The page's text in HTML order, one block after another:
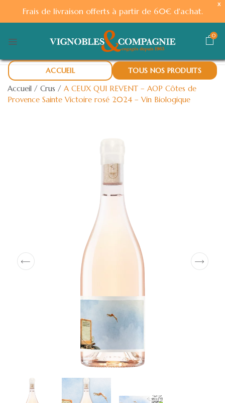
X
Frais de livraison offerts à partir de 60€ d'achat.
0
ACCUEIL TOUS NOS PRODUITS
Accueil / Crus / A CEUX QUI REVENT – AOP Côtes de
Provence Sainte Victoire rosé 2024 – Vin Biologique